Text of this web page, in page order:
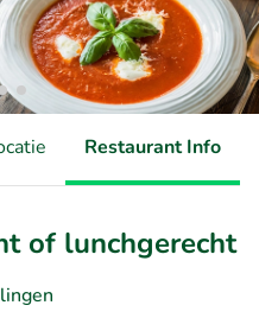
Restaurant Info
of lunchgerecht